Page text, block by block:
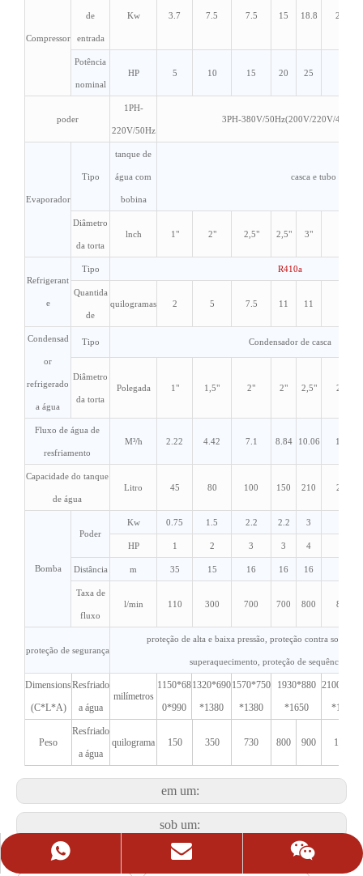
Compressor
de
entrada
Kw 3.7 7.5 7.5 15 18.8 22.5
Potência
nominal
HP 5 10 15 20 25
poder
1PH-
220V/50Hz
3PH-380V/50Hz(200V/220V/415V
Evaporador
Tipo
tanque de
água com
bobina
casca e tubo
Diâmetro
da torta
lnch 1" 2" 2,5" 2,5" 3"
Refrigerant
e
Tipo R410a
Quantida
de
quilogramas 2 5 7.5 11 11
Condensad
or
refrigerado
a água
Tipo Condensador de casca
Diâmetro
da torta
Polegada 1" 1,5" 2" 2" 2,5" 2,5"
Fluxo de água de
resfriamento
M³/h 2.22 4.42 7.1 8.84 10.06 13.6
Capacidade do tanque
de água
Litro 45 80 100 150 210 210
Bomba
Poder
Kw 0.75 1.5 2.2 2.2 3
HP 1 2 3 3 4
Distância m 35 15 16 16 16
Taxa de
fluxo
l/min 110 300 700 700 800 800
proteção de segurança
proteção de alta e baixa pressão, proteção contra
superaquecimento, proteção de sequência de
Dimensions
(C*L*A)
Resfriado
a água
milímetros
1150*68
0*990
1320*690
*1380
1570*750
*1380
1930*880
*1650
*1730
Peso
Resfriado
a água
quilograma 150 350 730 800 900 1150
em um:
sob um:
+86-13427134146
Solicite uma cotação
13427134146